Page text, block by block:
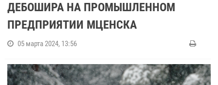
ДЕБОШИРА НА ПРОМЫШЛЕННОМ
ПРЕДПРИЯТИИ МЦЕНСКА
05 марта 2024, 13:56